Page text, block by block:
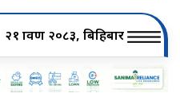
२१ श्रावण २०८३, बिहिबार